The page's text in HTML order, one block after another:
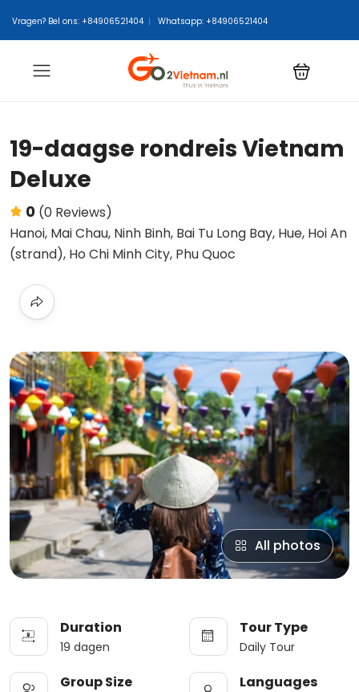
Vragen? Bel ons: +84906521404 Whatsapp: +84906521404
19-daagse rondreis Vietnam
Deluxe
0 (0 Reviews)
Hanoi, Mai Chau, Ninh Binh, Bai Tu Long Bay, Hue, Hoi An
(strand), Ho Chi Minh City, Phu Quoc
All photos
Duration
19 dagen
Tour Type
Daily Tour
Group Size Languages